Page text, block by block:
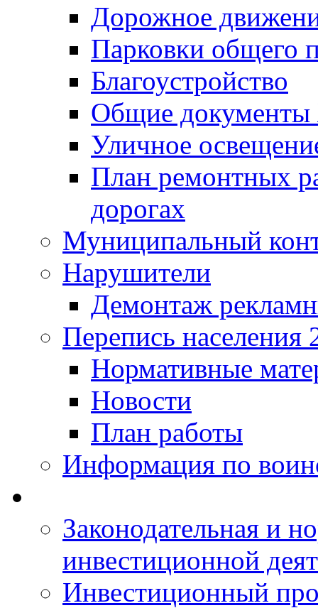
Дорожное
Парковки общего
Благоустройство
Общие
Уличное
План ремонтных
дорогах
Муниципальный
Нарушители
Демонтаж
Перепись населения
Нормативные
Новости
План работы
Информация по
Законодательная и
инвестиционной
Инвестиционный